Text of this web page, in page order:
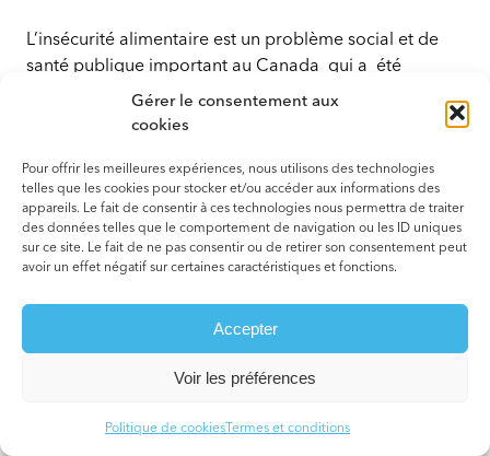
Gérer le consentement aux
cookies
Pour offrir les meilleures expériences, nous utilisons des technologies
telles que les cookies pour stocker et/ou accéder aux informations des
appareils. Le fait de consentir à ces technologies nous permettra de traiter
des données telles que le comportement de navigation ou les ID uniques
sur ce site. Le fait de ne pas consentir ou de retirer son consentement peut
avoir un effet négatif sur certaines caractéristiques et fonctions.
Accepter
Voir les préférences
Politique de cookiesTermes et conditions
L’insécurité alimentaire est un problème social et de
santé publique important au Canada qui a été
exacerbé par la pandémie et l’inflation des prix des
aliments. Définie comme étant un accès inadéquat ou
ressources financières, l’insécurité alimentaire n’est pas
liée aux aliments, mais bien à la défavorisation
matérielle. Pour les individus ou ménages aux
ressources financières limitées ou avec des contraintes
financières sévères, l’achat d’aliments finit par faire
concurrence aux autres dépenses essentielles, tels que
le logement, les transports, les services publics, etc. En
plus du revenu inadéquat, d’autres facteurs peuvent
être associés à l’insécurité alimentaire comme par
incapacités fonctionnelles graves.